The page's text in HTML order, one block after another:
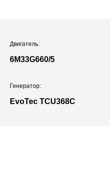
Двигатель:
6M33G660/5
Генератор:
EvoTec TCU368C